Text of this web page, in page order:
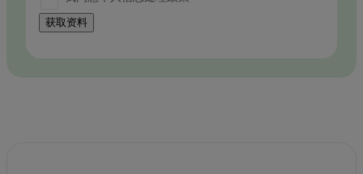
获取资料